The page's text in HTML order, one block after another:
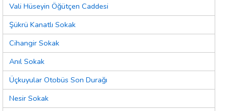
Vali Hüseyin Öğütçen Caddesi
Şükrü Kanatlı Sokak
Cihangir Sokak
Anıl Sokak
Üçkuyular Otobüs Son Durağı
Nesir Sokak